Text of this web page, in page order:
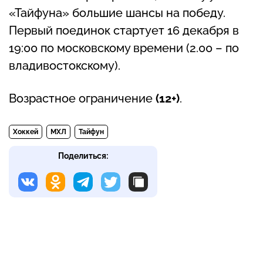
«Тайфуна» большие шансы на победу.
Первый поединок стартует 16 декабря в
19:00 по московскому времени (2.00 – по
владивостокскому).
Возрастное ограничение (12+).
Хоккей МХЛ Тайфун
Поделиться: